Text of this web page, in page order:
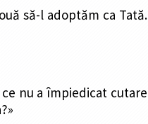
să-l adoptăm ca Tată.
nu a împiedicat cutare